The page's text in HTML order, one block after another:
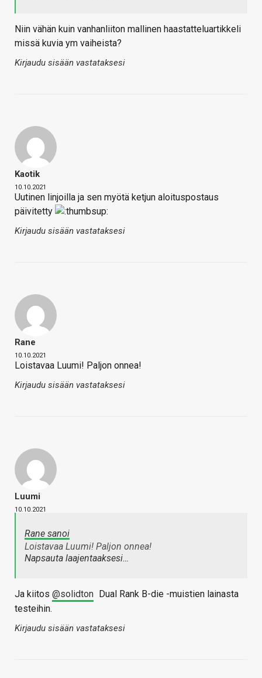
Niin vähän kuin vanhanliiton mallinen haastatteluartikkeli
missä kuvia ym vaiheista?
Kirjaudu sisään vastataksesi
Kaotik
10.10.2021
Uutinen linjoilla ja sen myötä ketjun aloituspostaus
päivitetty
Kirjaudu sisään vastataksesi
Rane
10.10.2021
Loistavaa Luumi! Paljon onnea!
Kirjaudu sisään vastataksesi
Luumi
10.10.2021
Rane sanoi
Loistavaa Luumi! Paljon onnea!
Napsauta laajentaaksesi…
Ja kiitos @solidton
Dual Rank B-die -muistien lainasta
testeihin.
Kirjaudu sisään vastataksesi